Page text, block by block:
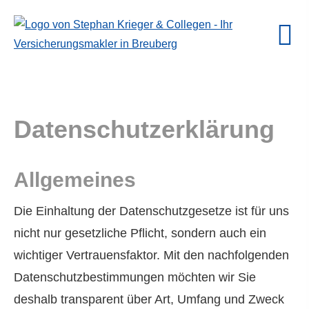
Datenschutzerklärung
Allgemeines
Die Einhaltung der Datenschutzgesetze ist für uns
nicht nur gesetzliche Pflicht, sondern auch ein
wichtiger Vertrauensfaktor. Mit den nachfolgenden
Datenschutzbestimmungen möchten wir Sie
deshalb transparent über Art, Umfang und Zweck